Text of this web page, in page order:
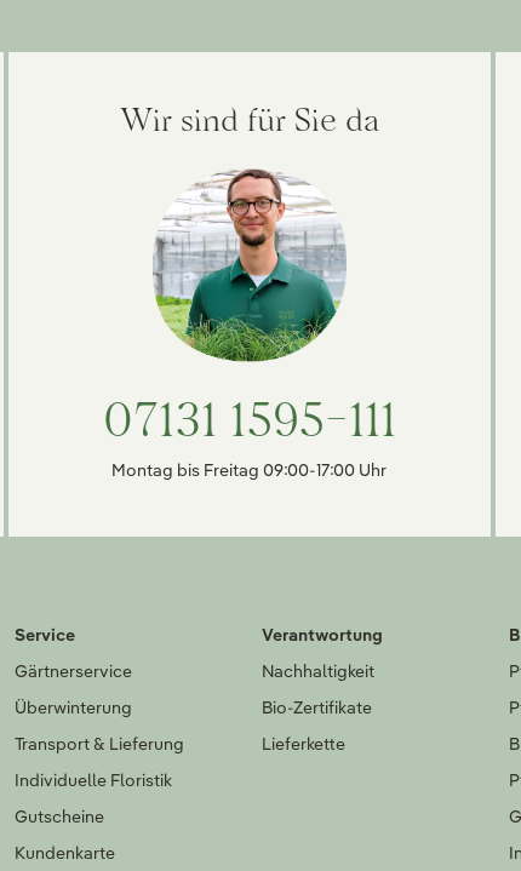
Wir sind für Sie da
07131 1595-111
Montag bis Freitag 09:00-17:00 Uhr
Service
Gärtnerservice
Überwinterung
Transport & Lieferung
Individuelle Floristik
Gutscheine
Kundenkarte
Verantwortung
Nachhaltigkeit
Bio-Zertifikate
Lieferkette